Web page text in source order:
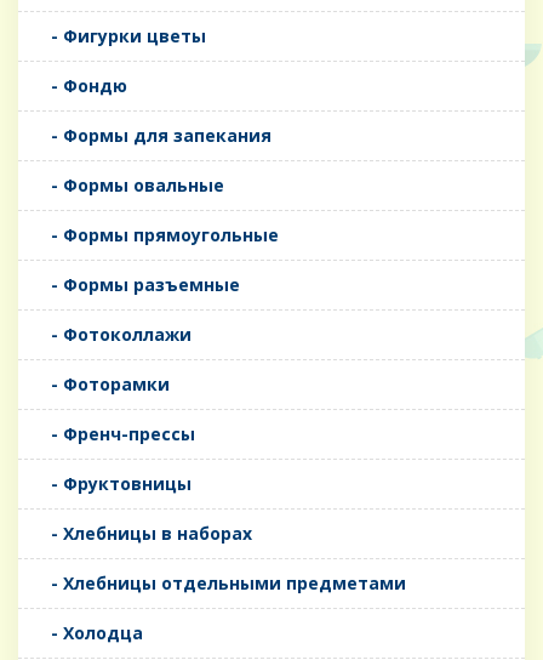
- Фигурки цветы
- Фондю
- Формы для запекания
- Формы овальные
- Формы прямоугольные
- Формы разъемные
- Фотоколлажи
- Фоторамки
- Френч-прессы
- Фруктовницы
- Хлебницы в наборах
- Хлебницы отдельными предметами
- Холодца